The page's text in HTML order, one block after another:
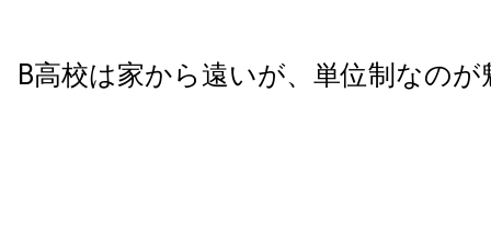
B高校は家から遠いが、単位制なのが